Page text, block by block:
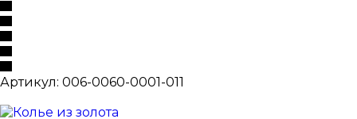
Артикул: 006-0060-0001-011